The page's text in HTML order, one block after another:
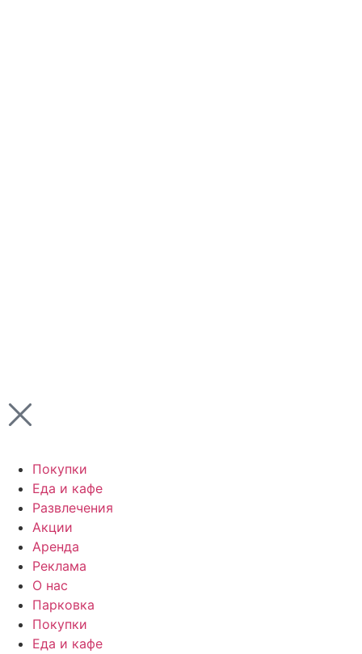
Покупки
Еда и кафе
Развлечения
Акции
Аренда
Реклама
О нас
Парковка
Покупки
Еда и кафе